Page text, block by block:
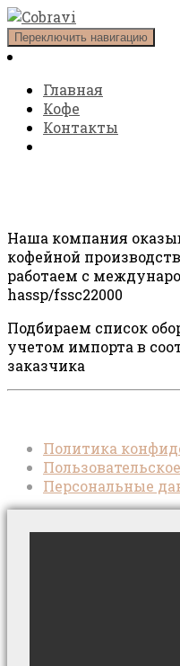
Переключить навигацию
Главная
Кофе
Контакты
Наша компания
кофейной
работаем с
hassp/fssc22000
Подбираем список
учетом импорта в
заказчика
Политика
Персональные